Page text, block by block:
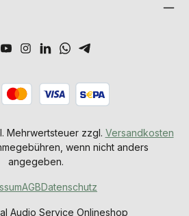
Mehrwertsteuer zzgl. Versandkosten
wenn nicht anders
angegeben.
Audio Service Onlineshop
AGBDatenschutz